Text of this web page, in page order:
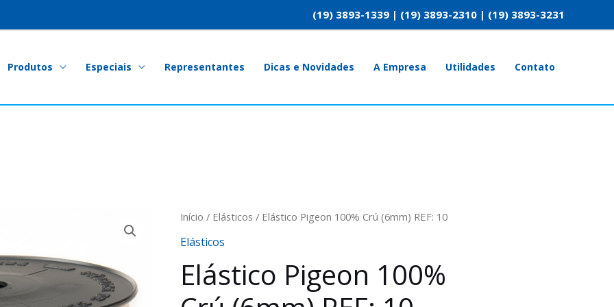
(19) 3893-1339 | (19) 3893-2310 | (19) 3893-3231
Produtos Especiais Representantes Dicas e Novidades A Empresa Utilidades Contato
Início / Elásticos / Elástico Pigeon 100% Crú (6mm) REF: 10
Elásticos
Elástico Pigeon 100%